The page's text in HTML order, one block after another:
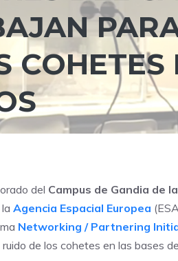
COHETES
del Campus de Gandia de
Agencia Espacial Europea
Networking / Partnering
de los cohetes en las bases